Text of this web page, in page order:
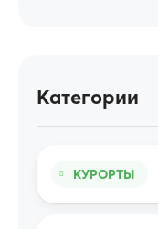
Категории
КУРОРТЫ